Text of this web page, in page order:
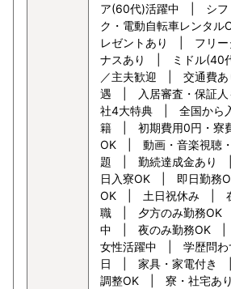
ア(60代)活躍中 | シ
ク・電動自転車レンタ
レゼントあり | フリ
ナスあり | ミドル(40
／主夫歓迎 | 交通費
遇 | 入居審査・保証
社4大特典 | 全国から
籍 | 初期費用0円・
OK | 動画・音楽視聴
題 | 勤続達成金あ
日入寮OK | 即日勤務
OK | 土日祝休み | 在
職 | 夕方のみ勤務OK
中 | 夜のみ勤務OK
女性活躍中 | 学歴問
日 | 家具・家電付き |
調整OK | 寮・社宅あ